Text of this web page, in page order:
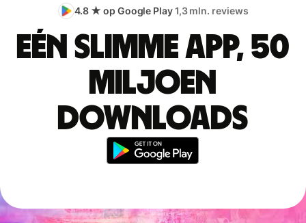
4.8 ★ op Google Play1,3 mln. reviews
Eén slimme app, 50
miljoen
downloads